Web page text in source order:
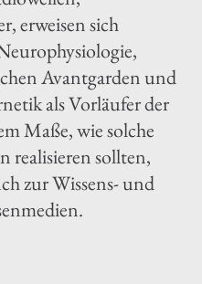
erweisen sich
Avantgarden und
als Vorläufer der
Maße, wie solche
realisieren sollten,
zur Wissens- und